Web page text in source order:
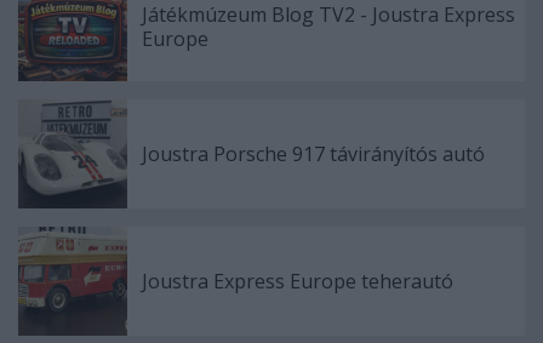
Játékmúzeum Blog TV2 - Joustra Express
Europe
Joustra Porsche 917 távirányítós autó
Joustra Express Europe teherautó